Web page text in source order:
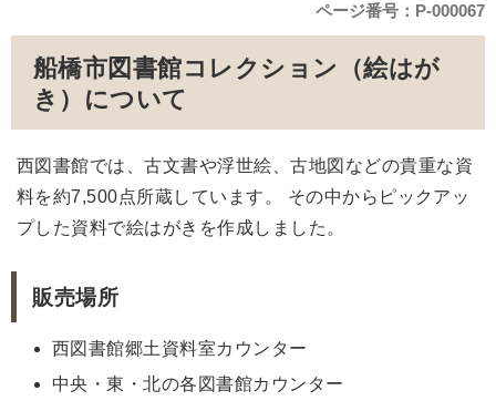
ページ番号：P-000067
船橋市図書館コレクション（絵はが
き）について
西図書館では、古文書や浮世絵、古地図などの貴重な資
料を約7,500点所蔵しています。 その中からピックアッ
プした資料で絵はがきを作成しました。
販売場所
西図書館郷土資料室カウンター
中央・東・北の各図書館カウンター